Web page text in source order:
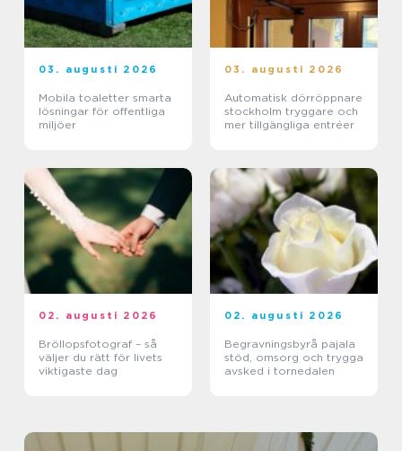
03. augusti 2026
Mobila toaletter smarta
lösningar för offentliga
miljöer
03. augusti 2026
Automatisk dörröppnare
stockholm tryggare och
mer tillgängliga entréer
02. augusti 2026
Bröllopsfotograf – så
väljer du rätt för livets
viktigaste dag
02. augusti 2026
Begravningsbyrå pajala
stöd, omsorg och trygga
avsked i tornedalen